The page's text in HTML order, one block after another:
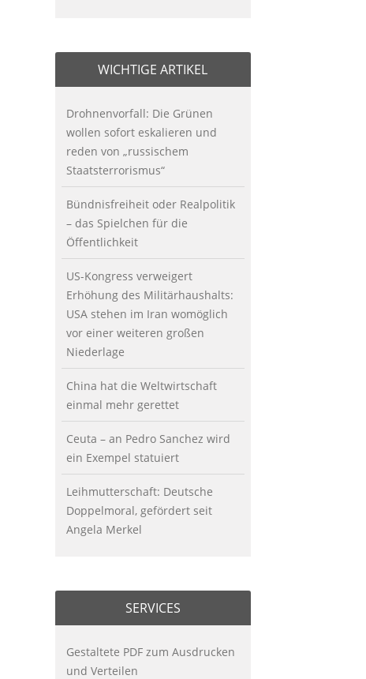
WICHTIGE ARTIKEL
Drohnenvorfall: Die Grünen
wollen sofort eskalieren und
reden von „russischem
Staatsterrorismus“
Bündnisfreiheit oder Realpolitik
– das Spielchen für die
Öffentlichkeit
US-Kongress verweigert
Erhöhung des Militärhaushalts:
USA stehen im Iran womöglich
vor einer weiteren großen
Niederlage
China hat die Weltwirtschaft
einmal mehr gerettet
Ceuta – an Pedro Sanchez wird
ein Exempel statuiert
Leihmutterschaft: Deutsche
Doppelmoral, gefördert seit
Angela Merkel
SERVICES
Gestaltete PDF zum Ausdrucken
und Verteilen